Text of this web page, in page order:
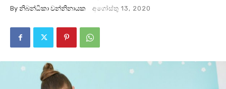
By නිබන්ධිකා වන්නිනායක අගෝස්තු 13, 2020